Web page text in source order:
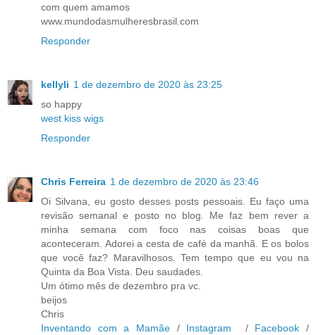
com quem amamos
www.mundodasmulheresbrasil.com
Responder
kellyli 1 de dezembro de 2020 às 23:25
so happy
west kiss wigs
Responder
Chris Ferreira 1 de dezembro de 2020 às 23:46
Oi Silvana, eu gosto desses posts pessoais. Eu faço uma
revisão semanal e posto no blog. Me faz bem rever a
minha semana com foco nas coisas boas que
aconteceram. Adorei a cesta de café da manhã. E os bolos
que você faz? Maravilhosos. Tem tempo que eu vou na
Quinta da Boa Vista. Deu saudades.
Um ótimo mês de dezembro pra vc.
beijos
Chris
Inventando com a Mamãe /Instagram / Facebook /